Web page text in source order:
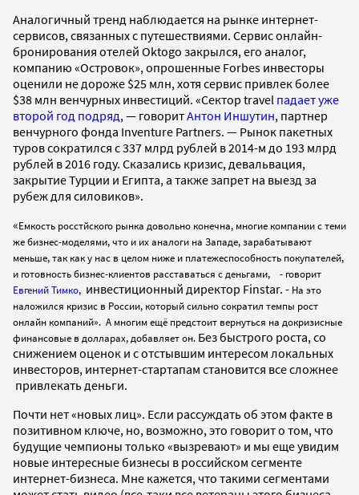
Аналогичный тренд наблюдается на рынке интернет-
сервисов, связанных с путешествиями. Сервис онлайн-
бронирования отелей Oktogo закрылся, его аналог,
компанию «Островок», опрошенные Forbes инвесторы
оценили не дороже $25 млн, хотя сервис привлек более
$38 млн венчурных инвестиций. «Сектор travel падает уже
второй год подряд, — говоритАнтон Иншутин, партнер
венчурного фонда Inventure Partners. — Рынок пакетных
туров сократился с 337 млрд рублей в 2014-м до 193 млрд
рублей в 2016 году. Сказались кризис, девальвация,
закрытие Турции и Египта, а также запрет на выезд за
рубеж для силовиков».
«Емкость росстйского рынка довольно конечна, многие компании с теми
же бизнес-моделями, что и их аналоги на Западе, зарабатывают
меньше, так как у нас в целом ниже и платежеспособность покупателей,
и готовность бизнес-клиентов расставаться с деньгами, - говорит
Евгений Тимко, инвестиционный директор Finstar. - На это
наложился кризис в России, который сильно сократил темпы рост
онлайн компаний». А многим ещё предстоит вернуться на докризисные
финансовые в долларах, добавляет он. Без быстрого роста, со
снижением оценок и с отстывшим интересом локальных
инвесторов, интернет-стартапам становится все сложнее
привлекать деньги.
Почти нет «новых лиц». Если рассуждать об этом факте в
позитивном ключе, но, возможно, это говорит о том, что
будущие чемпионы только «вызревают» и мы еще увидим
новые интересные бизнесы в российском сегменте
интернет-бизнеса. Мне кажется, что такими сегментами